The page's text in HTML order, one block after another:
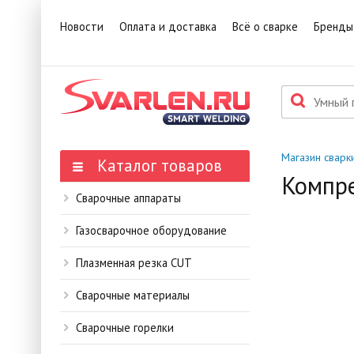
Новости Оплата и доставка Всё о сварке Бренды
Каталог товаров
Сварочные аппараты
Газосварочное оборудование
Плазменная резка CUT
Сварочные материалы
Сварочные горелки
Магазин